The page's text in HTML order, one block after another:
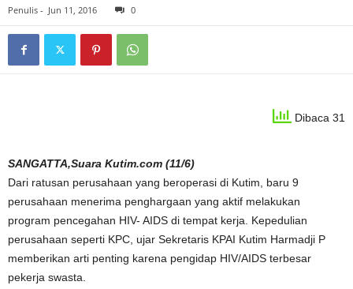
Penulis - Jun 11, 2016 0
Dibaca 31
SANGATTA,Suara Kutim.com (11/6)
Dari ratusan perusahaan yang beroperasi di Kutim, baru 9
perusahaan menerima penghargaan yang aktif melakukan
program pencegahan HIV- AIDS di tempat kerja. Kepedulian
perusahaan seperti KPC, ujar Sekretaris KPAI Kutim Harmadji P
memberikan arti penting karena pengidap HIV/AIDS terbesar
pekerja swasta.